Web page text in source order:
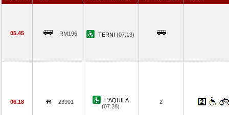
05.45 RM196 TERNI (07.13)
06.18 23901
L'AQUILA
(07.28)
2